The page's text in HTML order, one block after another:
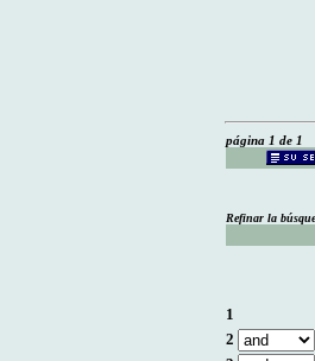
página 1 de 1
Refinar la
1
2